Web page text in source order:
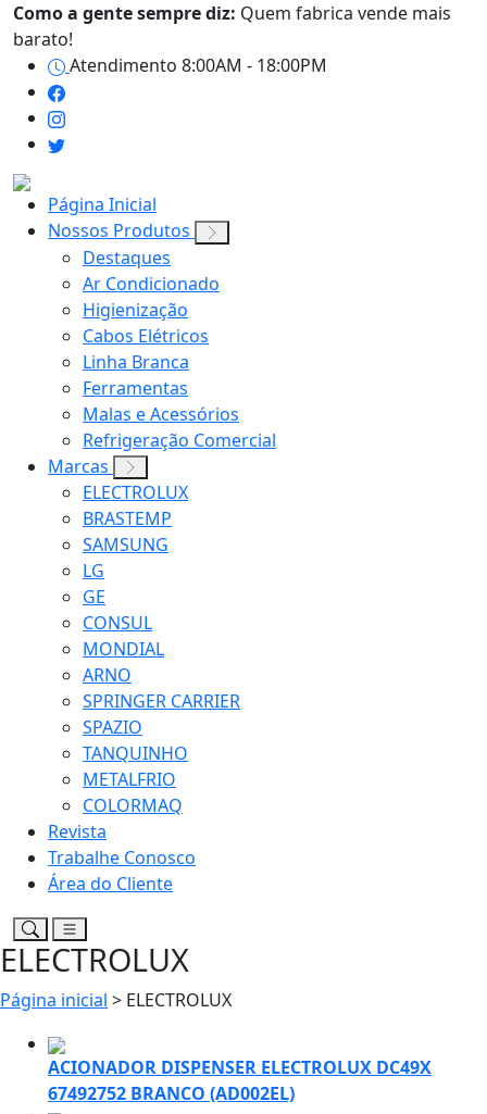
Como a gente sempre diz: Quem fabrica vende mais
barato!
Atendimento 8:00AM - 18:00PM
Página Inicial
Nossos Produtos
Destaques
Ar Condicionado
Higienização
Cabos Elétricos
Linha Branca
Ferramentas
Malas e Acessórios
Refrigeração Comercial
Marcas
ELECTROLUX
BRASTEMP
SAMSUNG
LG
GE
CONSUL
MONDIAL
ARNO
SPRINGER CARRIER
SPAZIO
TANQUINHO
METALFRIO
COLORMAQ
Revista
Trabalhe Conosco
Área do Cliente
ELECTROLUX
Página inicial > ELECTROLUX
ACIONADOR DISPENSER ELECTROLUX DC49X
67492752 BRANCO (AD002EL)